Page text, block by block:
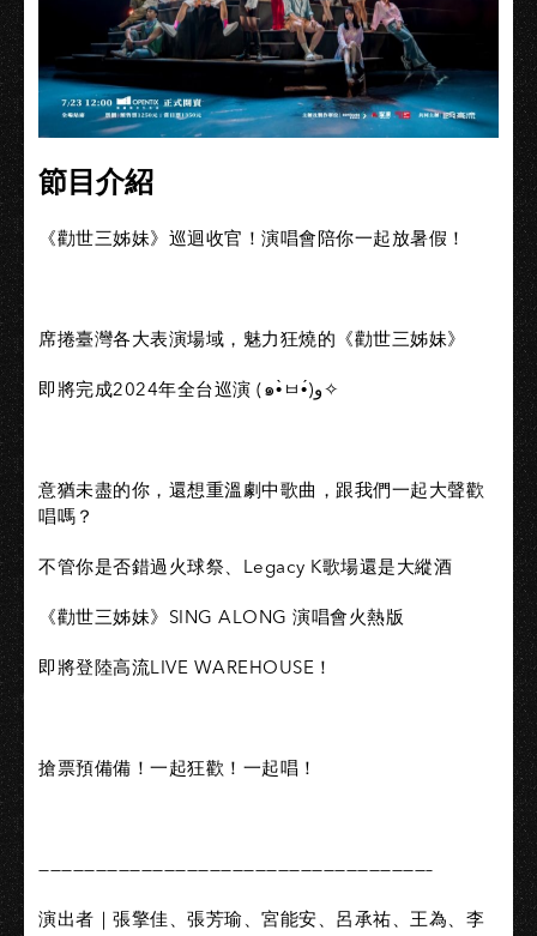
節目介紹
《勸世三姊妹》巡迴收官！演唱會陪你一起放暑假！
席捲臺灣各大表演場域，魅力狂燒的《勸世三姊妹》
即將完成2024年全台巡演 (๑•̀ㅂ•́)و✧
意猶未盡的你，還想重溫劇中歌曲，跟我們一起大聲歡
唱嗎？
不管你是否錯過火球祭、Legacy K歌場還是大縱酒
《勸世三姊妹》SING ALONG 演唱會火熱版
即將登陸高流LIVE WAREHOUSE！
搶票預備備！一起狂歡！一起唱！
——————————————————————————————————–
演出者｜張擎佳、張芳瑜、宮能安、呂承祐、王為、李